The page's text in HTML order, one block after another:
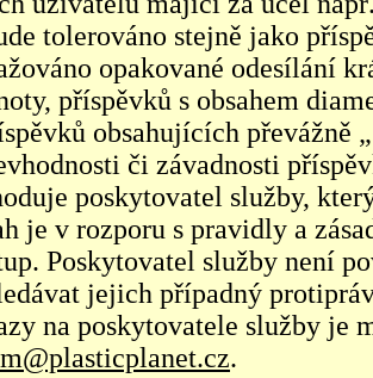
tolerováno stejně jako
opakované odesílání
příspěvků s obsahem
obsahujících převážně
či závadnosti
poskytovatel služby,
je v rozporu s pravidly a
Poskytovatel služby není
jejich případný
na poskytovatele služby je
.